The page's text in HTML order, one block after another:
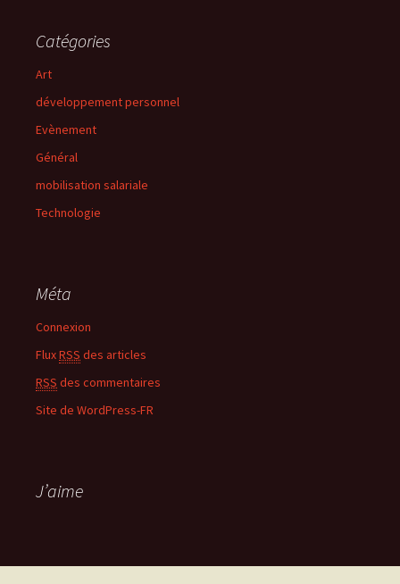
Catégories
Art
développement personnel
Evènement
Général
mobilisation salariale
Technologie
Méta
Connexion
FluxRSS des articles
RSS des commentaires
Site de WordPress-FR
J’aime